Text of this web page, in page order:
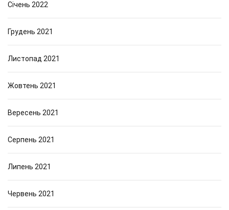
Січень 2022
Грудень 2021
Листопад 2021
Жовтень 2021
Вересень 2021
Серпень 2021
Липень 2021
Червень 2021